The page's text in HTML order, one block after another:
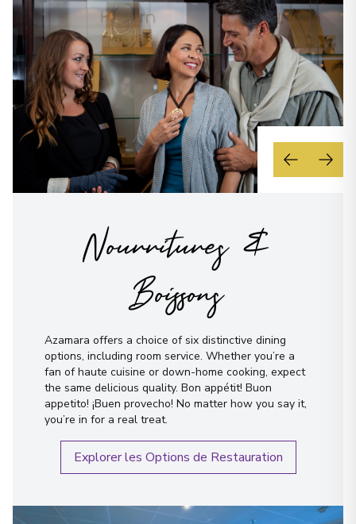
Nourritures &
Boissons
Azamara offers a choice of six distinctive dining
options, including room service. Whether you’re a
fan of haute cuisine or down-home cooking, expect
the same delicious quality. Bon appétit! Buon
appetito! ¡Buen provecho! No matter how you say it,
you’re in for a real treat.
Explorer les Options de Restauration